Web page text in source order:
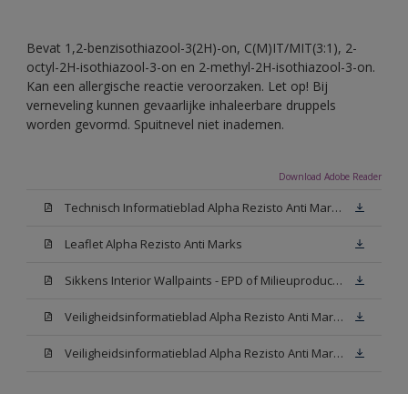
Bevat 1,2-benzisothiazool-3(2H)-on, C(M)IT/MIT(3:1), 2-
octyl-2H-isothiazool-3-on en 2-methyl-2H-isothiazool-3-on.
Kan een allergische reactie veroorzaken. Let op! Bij
verneveling kunnen gevaarlijke inhaleerbare druppels
worden gevormd. Spuitnevel niet inademen.
Download Adobe Reader
Technisch Informatieblad Alpha Rezisto Anti Marks (PDF)
Leaflet Alpha Rezisto Anti Marks
Sikkens Interior Wallpaints - EPD of Milieuproductverklaring
Veiligheidsinformatieblad Alpha Rezisto Anti Marks Mat White W05 (MSDS)
Veiligheidsinformatieblad Alpha Rezisto Anti Marks Mat N00 (MSDS)